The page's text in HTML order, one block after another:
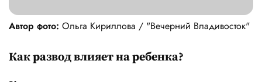
Автор фото: Ольга Кириллова / "Вечерний Владивосток"
Как развод влияет на ребенка?